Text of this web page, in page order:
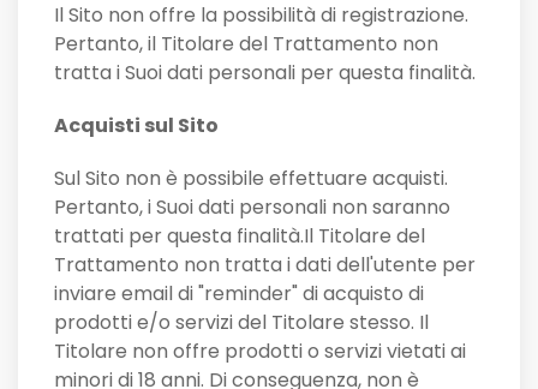
Il Sito non offre la possibilità di registrazione.
Pertanto, il Titolare del Trattamento non
tratta i Suoi dati personali per questa finalità.
Acquisti sul Sito
Sul Sito non è possibile effettuare acquisti.
Pertanto, i Suoi dati personali non saranno
trattati per questa finalità.Il Titolare del
Trattamento non tratta i dati dell'utente per
inviare email di "reminder" di acquisto di
prodotti e/o servizi del Titolare stesso. Il
Titolare non offre prodotti o servizi vietati ai
minori di 18 anni. Di conseguenza, non è